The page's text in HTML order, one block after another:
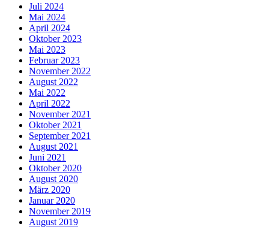
Juli 2024
Mai 2024
April 2024
Oktober 2023
Mai 2023
Februar 2023
November 2022
August 2022
Mai 2022
April 2022
November 2021
Oktober 2021
September 2021
August 2021
Juni 2021
Oktober 2020
August 2020
März 2020
Januar 2020
November 2019
August 2019